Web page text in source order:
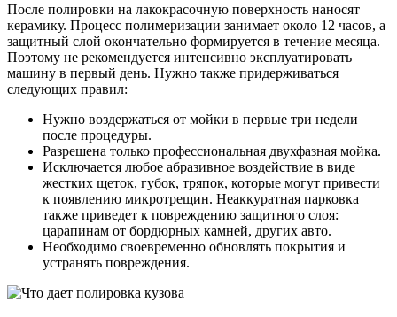
После полировки на лакокрасочную поверхность наносят
керамику. Процесс полимеризации занимает около 12 часов, а
защитный слой окончательно формируется в течение месяца.
Поэтому не рекомендуется интенсивно эксплуатировать
машину в первый день. Нужно также придерживаться
следующих правил:
Нужно воздержаться от мойки в первые три недели
после процедуры.
Разрешена только профессиональная двухфазная мойка.
Исключается любое абразивное воздействие в виде
жестких щеток, губок, тряпок, которые могут привести
к появлению микротрещин. Неаккуратная парковка
также приведет к повреждению защитного слоя:
царапинам от бордюрных камней, других авто.
Необходимо своевременно обновлять покрытия и
устранять повреждения.